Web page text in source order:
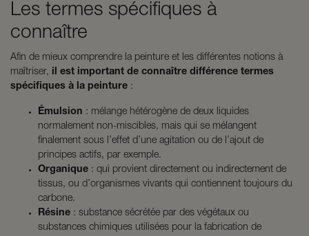
Les termes spécifiques à
connaître
Afin de mieux comprendre la peinture et les différentes notions à
maîtriser, il est important de connaître différence termes
spécifiques à la peinture :
Émulsion : mélange hétérogène de deux liquides
normalement non-miscibles, mais qui se mélangent
finalement sous l’effet d’une agitation ou de l’ajout de
principes actifs, par exemple.
Organique : qui provient directement ou indirectement de
tissus, ou d’organismes vivants qui contiennent toujours du
carbone.
Résine : substance sécrétée par des végétaux ou
substances chimiques utilisées pour la fabrication de